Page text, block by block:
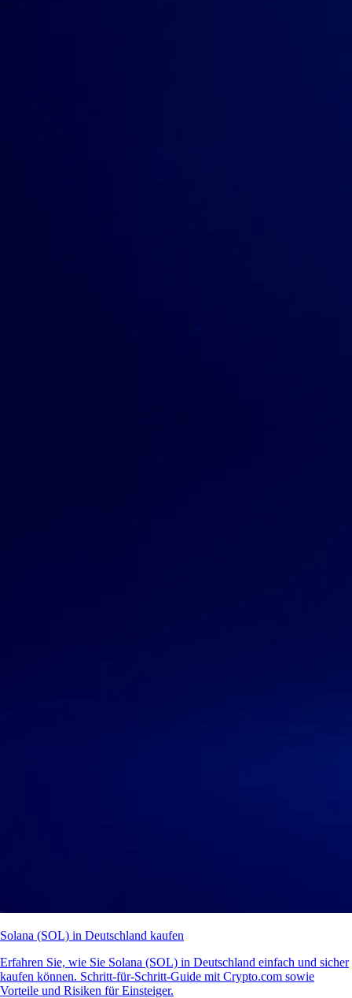
Solana (SOL) in Deutschland kaufen
Erfahren Sie, wie Sie Solana (SOL) in Deutschland einfach und sicher
kaufen können. Schritt-für-Schritt-Guide mit Crypto.com sowie
Vorteile und Risiken für Einsteiger.